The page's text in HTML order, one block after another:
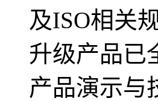
及ISO相关
升级产品已
产品演示与